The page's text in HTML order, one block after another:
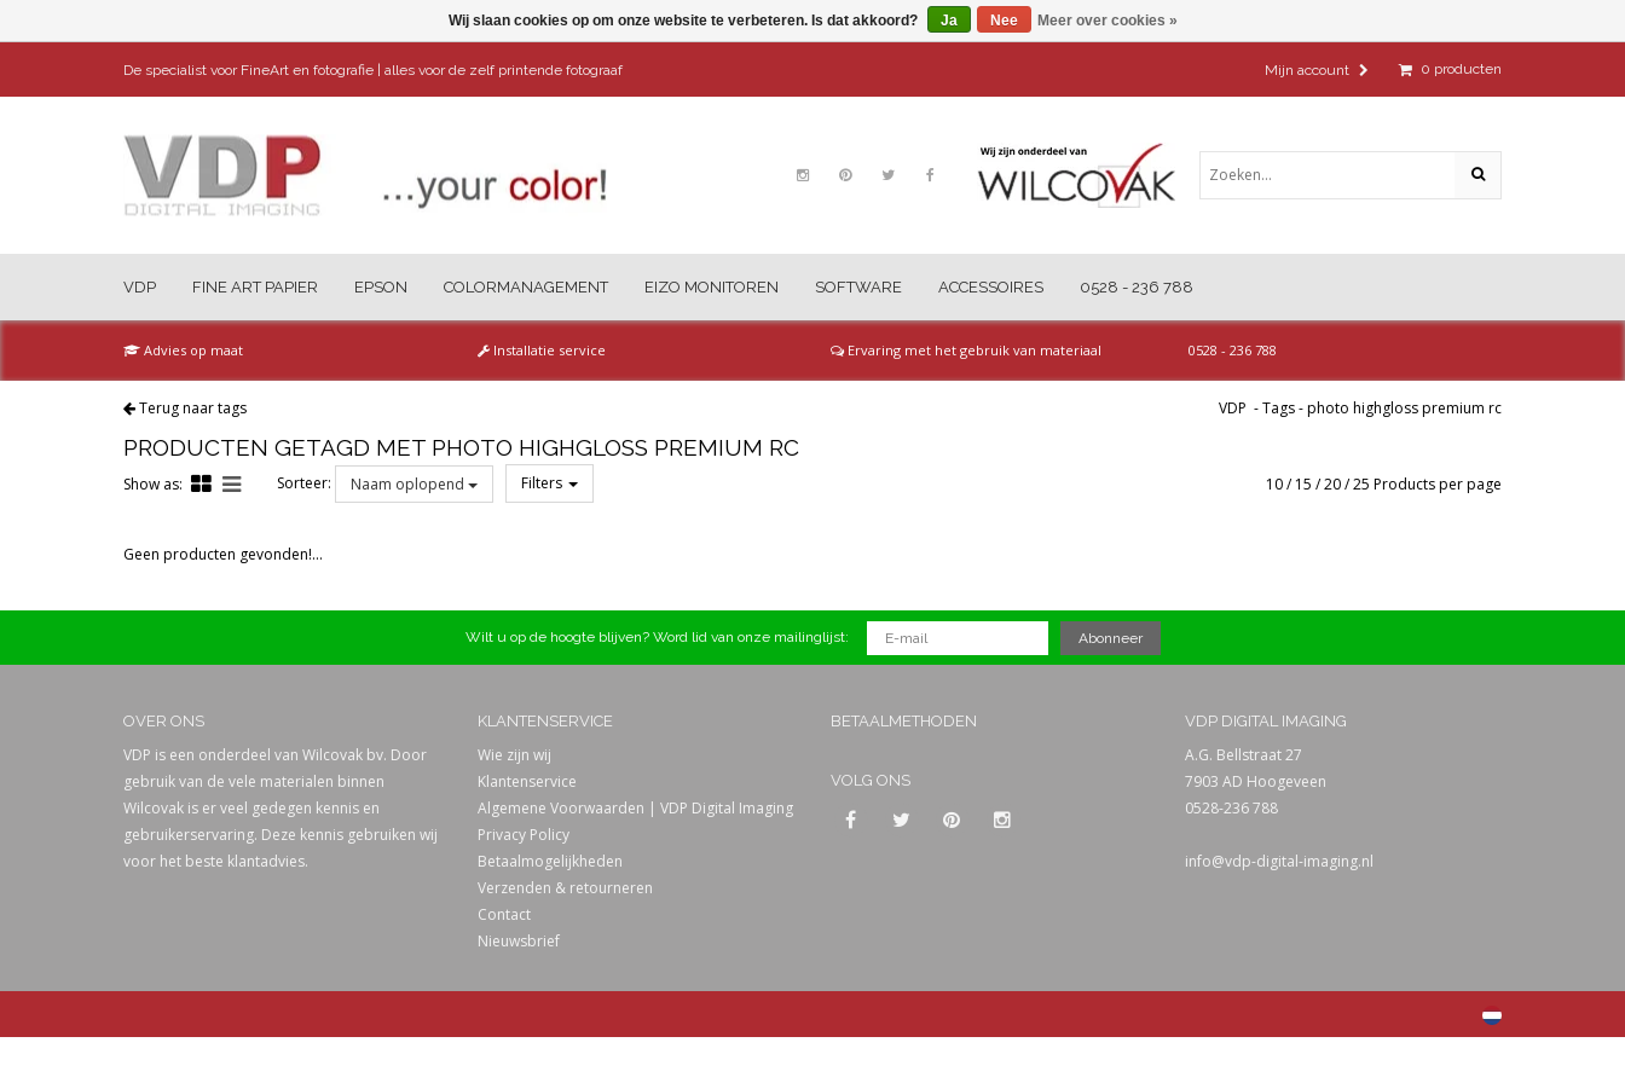
De specialist voor FineArt en fotografie | alles voor de zelf printende fotograaf 0 producten
Mijn account
VDP FINE ART PAPIER EPSON COLORMANAGEMENT EIZO MONITOREN SOFTWARE ACCESSOIRES 0528 - 236 788
Advies op maat Installatie service Ervaring met het gebruik van materiaal 0528 - 236 788
Terug naar tags VDP -Tags-photo highgloss premium rc
PRODUCTEN GETAGD MET PHOTO HIGHGLOSS PREMIUM RC
10/15 /20/25 Products per page
Show as: Sorteer: Naam oplopend Filters
Prijs
Geen producten gevonden!...
Wilt u op de hoogte blijven? Word lid van onze mailinglijst:
OVER ONS
VDP is een onderdeel van Wilcovak bv. Door
gebruik van de vele materialen binnen
Wilcovak is er veel gedegen kennis en
gebruikerservaring. Deze kennis gebruiken wij
voor het beste klantadvies.
KLANTENSERVICE
Wie zijn wij
Klantenservice
Algemene Voorwaarden | VDP Digital Imaging
Privacy Policy
Betaalmogelijkheden
Verzenden & retourneren
Contact
Nieuwsbrief
BETAALMETHODEN
VOLG ONS
VDP DIGITAL IMAGING
A.G. Bellstraat 27
7903 AD Hoogeveen
0528-236 788
info@vdp-digital-imaging.nl
Wij slaan cookies op om onze website te verbeteren. Is dat akkoord? Ja Nee Meer over cookies »